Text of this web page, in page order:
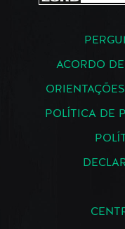
ACORDO
POLÍTICA DE